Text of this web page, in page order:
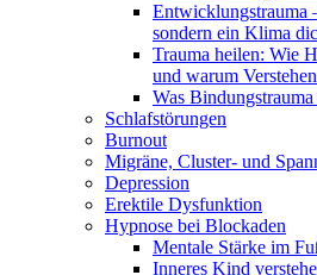
Entwicklungstrauma
sondern ein Klima
Trauma heilen: Wie
und warum
Was
Schlafstörungen
Burnout
Migräne, Cluster- und
Depression
Erektile Dysfunktion
Hypnose bei Blockaden
Mentale Stärke im
Inneres Kind